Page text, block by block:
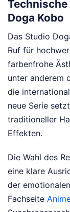
Doga Kobo
Das Studio
Ruf für
farbenfrohe
unter anderem
die
neue Serie
traditioneller
Effekten.
Die Wahl des
eine klare
der
Fachseite